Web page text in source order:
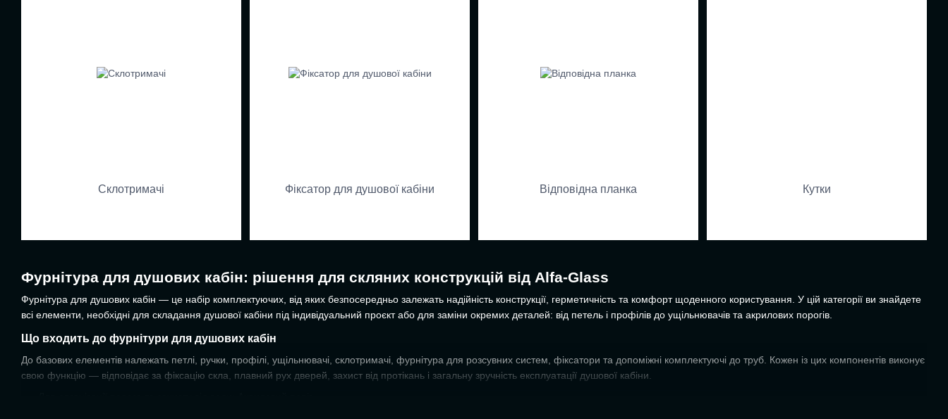
Фурнітура для душових кабін: рішення для скляних конструкцій від Alfa-Glass
Фурнітура для душових кабін — це набір комплектуючих, від яких безпосередньо залежать надійність конструкції, герметичність та комфорт щоденного користування. У цій категорії ви знайдете
всі елементи, необхідні для складання душової кабіни під індивідуальний проєкт або для заміни окремих деталей: від петель і профілів до ущільнювачів та акрилових порогів.
Що входить до фурнітури для душових кабін
До базових елементів належать петлі, ручки, профілі, ущільнювачі, склотримачі, фурнітура для розсувних систем, фіксатори та допоміжні комплектуючі до труб. Кожен із цих компонентів виконує
свою функцію — відповідає за фіксацію скла, плавний рух дверей, захист від протікань і загальну зручність експлуатації душової кабіни.
Склотримачі Фіксатор для душової кабіни Відповідна планка Кутки